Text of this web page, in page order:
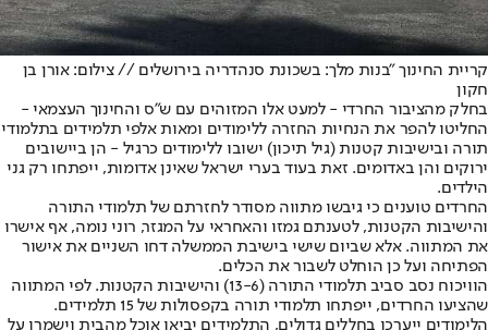
קריית החינוך "בנות מלך: בשכונת סנהדריה בירושלים // צילום: אורן בן
חקון
בחלק מהציבור החרדי - למעט אלו המזוהים עם ש"ס והחינוך העצמאי -
החליטו להפר את הנחיות החזרה ללימודים ומאות אלפי תלמידים בתלמודי
תורה ובישיבות קטנות (גיל תיכון) ישובו ללימודים כרגיל - הן ביישובים
ירוקים והן באדומים. זאת בעוד בערי ישראל שאינן אדומות, ייפתחו רק גני
הילדים.
החרדים טוענים כי גיבשו מתווה מסודר לחזרתם של תלמודי התורה
והישיבות הקטנות, לטענתם גמזו והאחראי על המגזר, רוני נומה, אף אישרו
את המתווה. אלא שביום שישי בישיבת הממשלה דחו השניים את אישור
הפתיחה ועל כן הוחלט לשבור את הכלים.
הוויכוח נסב סביב תלמודי התורה (‭13-6‬) והישיבות הקטנות. לפי המתווה
שהציעו החרדים, ייפתחו תלמודי תורה בקפסולות של 15 תלמידים.
הלימודים ייערכו בחללים גדולים, התלמידים יביאו אוכל מהבית וישמרו על